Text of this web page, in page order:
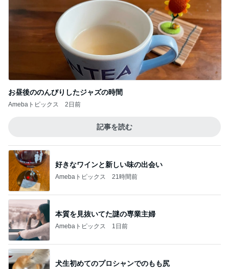
お昼後ののんびりしたジャズの時間
Amebaトピックス 2日前
記事を読む
好きなワインと新しい味の出会い
Amebaトピックス 21時間前
本質を見抜いてた謎の専業主婦
Amebaトピックス 1日前
犬生初めてのプロシャンでのもも尻